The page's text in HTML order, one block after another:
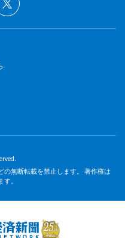
の無断転載を禁止します。 著作権は
。